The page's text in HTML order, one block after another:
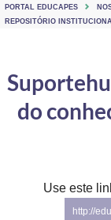
Ministério do Turismo
Controladoria-Geral da
Ministério da Mulher, da
Secretaria de Governo
PORTAL EDUCAPES
REPOSITÓRIO
do
Use este
http://